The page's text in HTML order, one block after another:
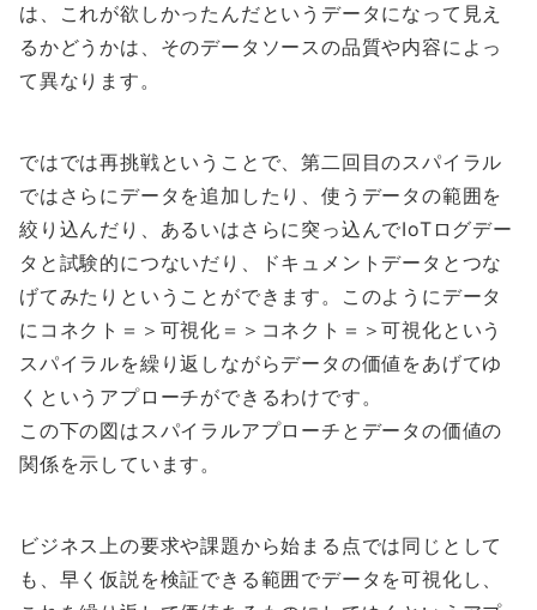
は、これが欲しかったんだというデータになって見え
るかどうかは、そのデータソースの品質や内容によっ
て異なります。
ではでは再挑戦ということで、第二回目のスパイラル
ではさらにデータを追加したり、使うデータの範囲を
絞り込んだり、あるいはさらに突っ込んでIoTログデー
タと試験的につないだり、ドキュメントデータとつな
げてみたりということができます。このようにデータ
にコネクト＝＞可視化＝＞コネクト＝＞可視化という
スパイラルを繰り返しながらデータの価値をあげてゆ
くというアプローチができるわけです。
この下の図はスパイラルアプローチとデータの価値の
関係を示しています。
ビジネス上の要求や課題から始まる点では同じとして
も、早く仮説を検証できる範囲でデータを可視化し、